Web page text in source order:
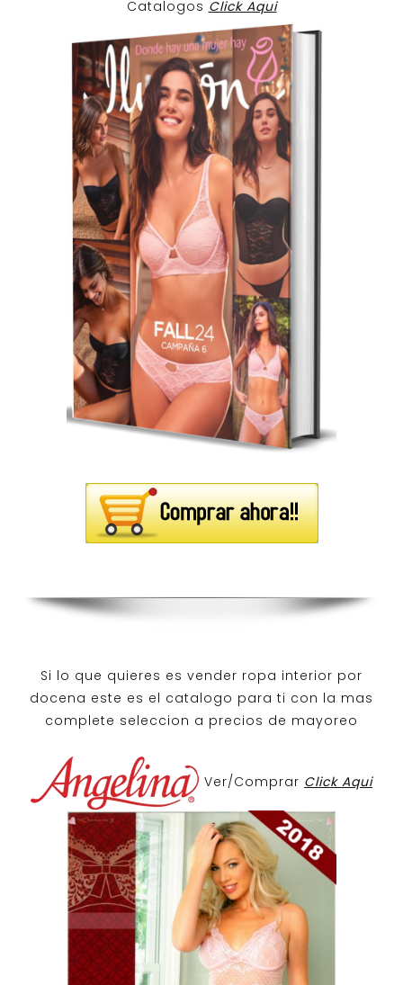
Catalogos Click Aqui
Si lo que quieres es vender ropa interior por
docena este es el catalogo para ti con la mas
complete seleccion a precios de mayoreo
Ver/Comprar Click Aqui